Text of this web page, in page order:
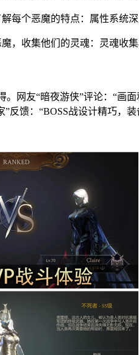
每个恶魔的特点：属性系统
，收集他们的灵魂：灵魂收
。网友“暗夜游侠”评论：“画
”反馈：“BOSS战设计精巧